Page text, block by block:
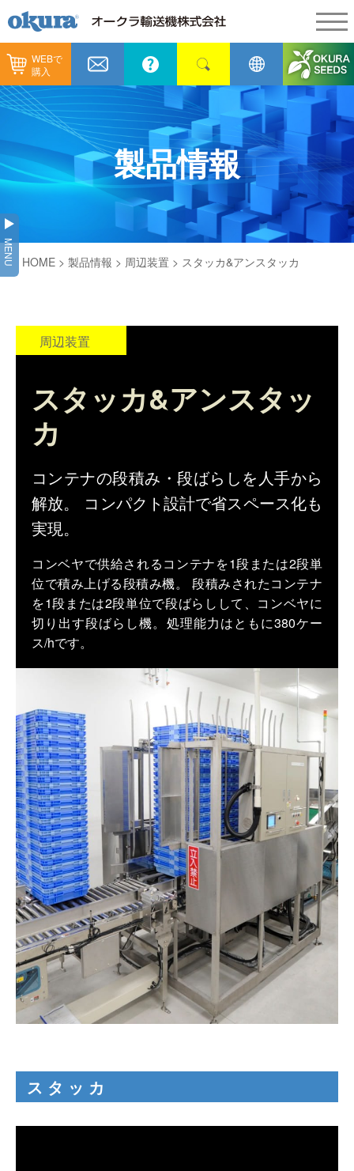
WEBで
購入
製品情報
製品情報
コンベヤ機器
コンベヤ機器を探す
コンベヤ機器の技術情報
GTPシステム
ピッキングシステム
パレタイズ・デパレタイズシステム
バンニング・デバンニングシステム
バーチカル装置（垂直搬送機）
周辺機器
納入事例
納入事例
全業種
物流
通販
メンテナンス
カタログ／CAD
会社情報
企業理念
会社概要
事業所一覧
オークラグループ
事業紹介
オークラの取組み
採用情報
オークラミュージアム
新着情報
生産終了品
物流用語集
オークラ育英財団
プライバシーポリシー
サイトポリシー
製品情報
MENU HOME > 製品情報 > 周辺装置 > スタッカ&アンスタッカ
ピッキング
周辺装置
スタッカ&アンスタッ
カ
コンテナの段積み・段ばらしを人手から
解放。 コンパクト設計で省スペース化も
実現。
コンベヤで供給されるコンテナを1段または2段単
位で積み上げる段積み機。 段積みされたコンテナ
を1段または2段単位で段ばらしして、コンベヤに
切り出す段ばらし機。処理能力はともに380ケー
ス/hです。
スタッカ